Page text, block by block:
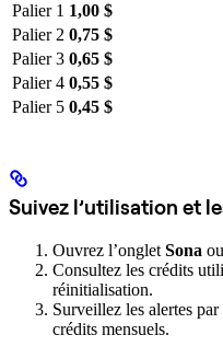
Palier 1 1,00 $
Palier 2 0,75 $
Palier 3 0,65 $
Palier 4 0,55 $
Palier 5 0,45 $
Suivez l’utilisation et
Ouvrez l’onglet Sona ou
Consultez les crédits
réinitialisation.
Surveillez les alertes
crédits mensuels.